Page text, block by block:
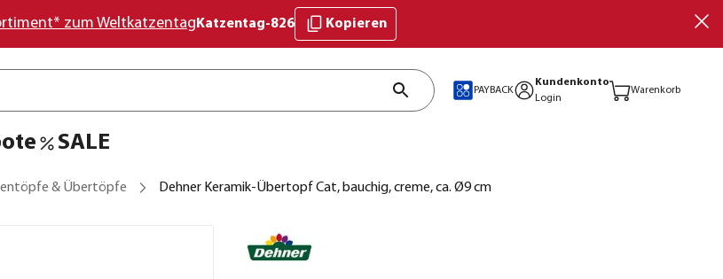
zum Weltkatzentag Katzentag-826 Kopieren
PAYBACK
Kundenkonto
Login
Warenkorb
SALE
& Übertöpfe Dehner Keramik-Übertopf Cat, bauchig, creme, ca. Ø9 cm